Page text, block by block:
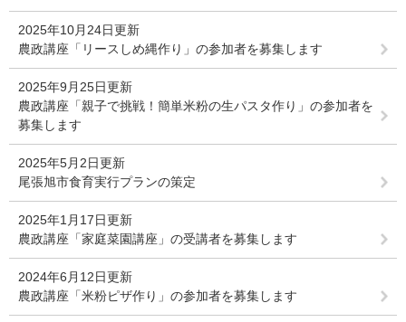
2025年10月24日更新
農政講座「リースしめ縄作り」の参加者を募集します
2025年9月25日更新
農政講座「親子で挑戦！簡単米粉の生パスタ作り」の参加者を
募集します
2025年5月2日更新
尾張旭市食育実行プランの策定
2025年1月17日更新
農政講座「家庭菜園講座」の受講者を募集します
2024年6月12日更新
農政講座「米粉ピザ作り」の参加者を募集します